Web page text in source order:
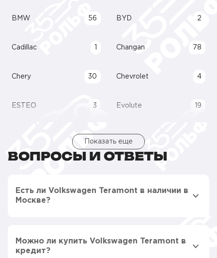
BMW 56 BYD 2
Cadillac Changan 78
Chery 30 Chevrolet 4
ESTEO 3 Evolute 19
Показать еще
ВОПРОСЫ И ОТВЕТЫ
Есть ли Volkswagen Teramont в наличии в
Москве?
Можно ли купить Volkswagen Teramont в
кредит?